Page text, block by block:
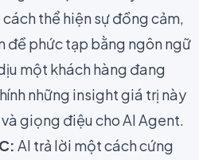
thể hiện sự đồng cảm,
đề phức tạp bằng ngôn ngữ
một khách hàng đang
những insight giá trị này
giọng điệu cho AI Agent.
AI trả lời một cách cứng